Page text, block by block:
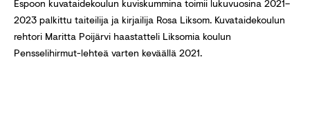
2023 palkittu taiteilija ja kirjailija Rosa Liksom. Kuvataidekoulun
rehtori Maritta Poijärvi haastatteli Liksomia koulun
Pensselihirmut-lehteä varten keväällä 2021.